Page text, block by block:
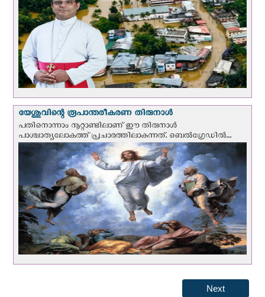
യേശുവിന്റെ രൂപാന്തരീകരണ തിരുനാള്‍
പതിനൊന്നാം നൂറ്റാണ്ടിലാണ് ഈ തിരുനാള്‍
പാശ്ചാത്യലോകത്ത് പ്രചാരത്തിലാകുന്നത്. ബെല്‍ഗ്രേഡില്‍...
Next